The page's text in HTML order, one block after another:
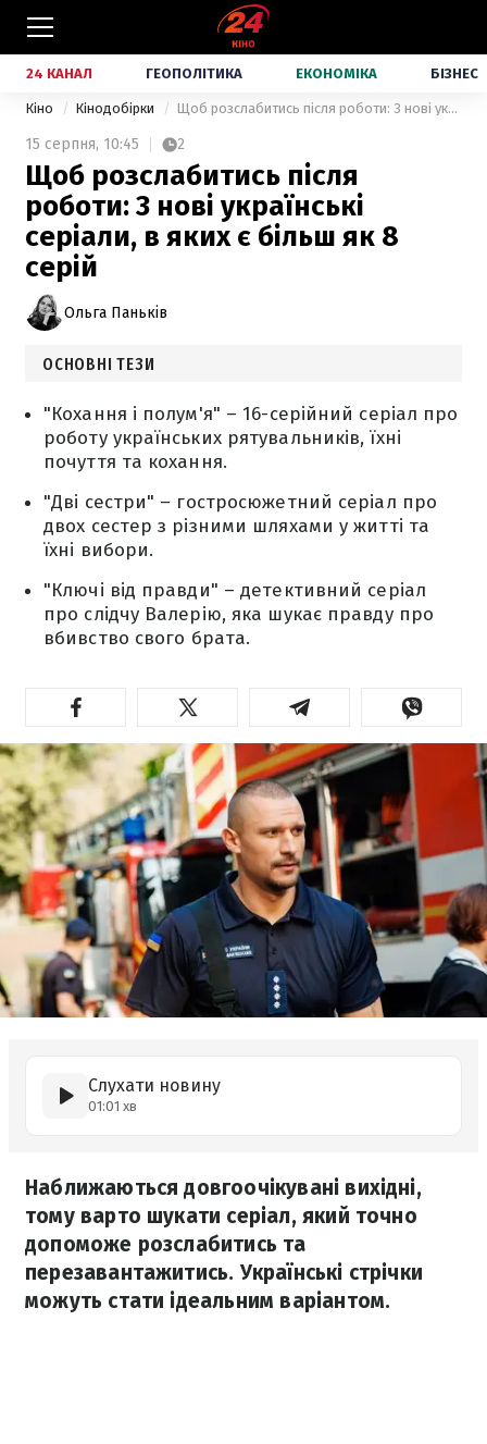
24 КАНАЛ ГЕОПОЛІТИКА ЕКОНОМІКА БІЗНЕС
Кіно Кінодобірки Щоб розслабитись після роботи: 3 нові українські серіали, в яких є більш як 8 серій
15 серпня, 10:45 2
Щоб розслабитись після
роботи: 3 нові українські
серіали, в яких є більш як 8
серій
Ольга Паньків
ОСНОВНІ ТЕЗИ
"Кохання і полум'я" – 16-серійний серіал про
роботу українських рятувальників, їхні
почуття та кохання.
"Дві сестри" – гостросюжетний серіал про
двох сестер з різними шляхами у житті та
їхні вибори.
"Ключі від правди" – детективний серіал
про слідчу Валерію, яка шукає правду про
вбивство свого брата.
Слухати новину
01:01 хв
Наближаються довгоочікувані вихідні,
тому варто шукати серіал, який точно
допоможе розслабитись та
перезавантажитись. Українські стрічки
можуть стати ідеальним варіантом.